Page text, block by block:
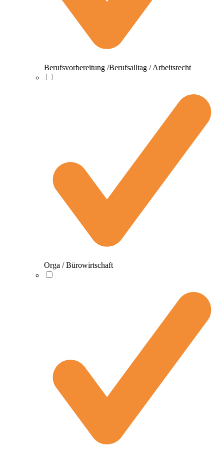
Berufsvorbereitung /Berufsalltag / Arbeitsrecht
Orga / Bürowirtschaft